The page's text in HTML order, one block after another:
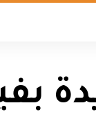
63 اصابة